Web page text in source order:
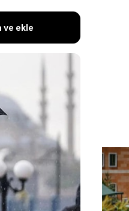
ve ekle
göre,
il için sarı
5 ila
ve kuzey
bunalanlara